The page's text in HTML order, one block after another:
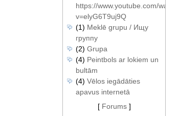
https://www.youtube.com/watch?
v=elyG6T9uj9Q
(1) Meklē grupu / Ищу
группу
(2) Grupa
(4) Peintbols ar lokiem un
bultām
(4) Vēlos iegādāties
apavus internetā
[ Forums]